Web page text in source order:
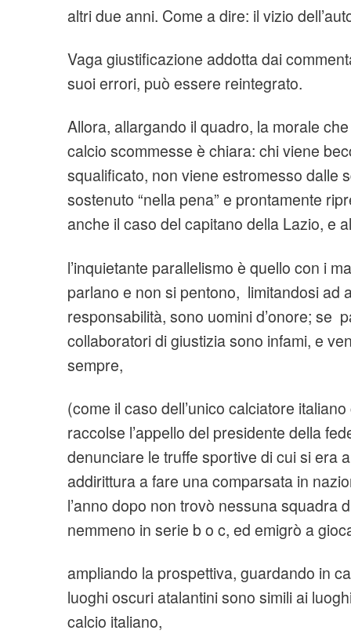
altri due anni. Come a dire: il vizio
Vaga giustificazione addotta dai
suoi errori, può essere reintegrato.
Allora, allargando il quadro, la morale
calcio scommesse è chiara: chi viene
squalificato, non viene estromesso dalle
sostenuto “nella pena” e prontamente
anche il caso del capitano della Lazio, e
l’inquietante parallelismo è quello con i
parlano e non si pentono, limitandosi ad
responsabilità, sono uomini d’onore; se
collaboratori di giustizia sono infami, e
sempre,
(come il caso dell’unico calciatore
raccolse l’appello del presidente della
denunciare le truffe sportive di cui si era
addirittura a fare una comparsata in
l’anno dopo non trovò nessuna squadra
nemmeno in serie b o c, ed emigrò a
ampliando la prospettiva, guardando in
luoghi oscuri atalantini sono simili ai
calcio italiano,